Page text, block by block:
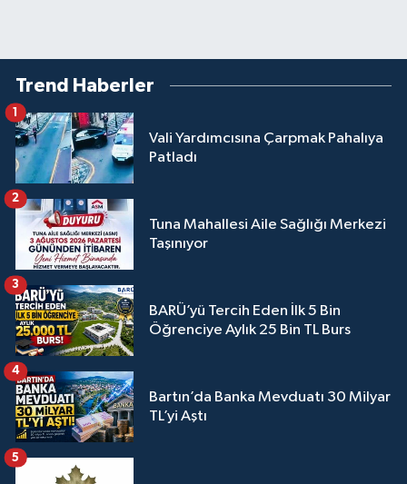
Trend Haberler
Vali Yardımcısına Çarpmak Pahalıya
Patladı
1
Tuna Mahallesi Aile Sağlığı Merkezi
Taşınıyor
2
BARÜ’yü Tercih Eden İlk 5 Bin
Öğrenciye Aylık 25 Bin TL Burs
3
Bartın’da Banka Mevduatı 30 Milyar
TL’yi Aştı
4
5